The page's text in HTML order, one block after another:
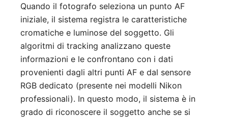
Quando il fotografo seleziona un punto AF
iniziale, il sistema registra le caratteristiche
cromatiche e luminose del soggetto. Gli
algoritmi di tracking analizzano queste
informazioni e le confrontano con i dati
provenienti dagli altri punti AF e dal sensore
RGB dedicato (presente nei modelli Nikon
professionali). In questo modo, il sistema è in
grado di riconoscere il soggetto anche se si